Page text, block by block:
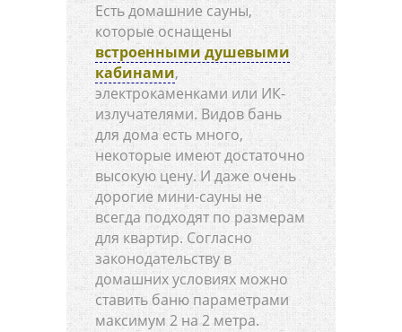
Есть домашние сауны,
которые оснащены
встроенными душевыми
кабинами,
электрокаменками или ИК-
излучателями. Видов бань
для дома есть много,
некоторые имеют достаточно
высокую цену. И даже очень
дорогие мини-сауны не
всегда подходят по размерам
для квартир. Согласно
законодательству в
домашних условиях можно
ставить баню параметрами
максимум 2 на 2 метра.